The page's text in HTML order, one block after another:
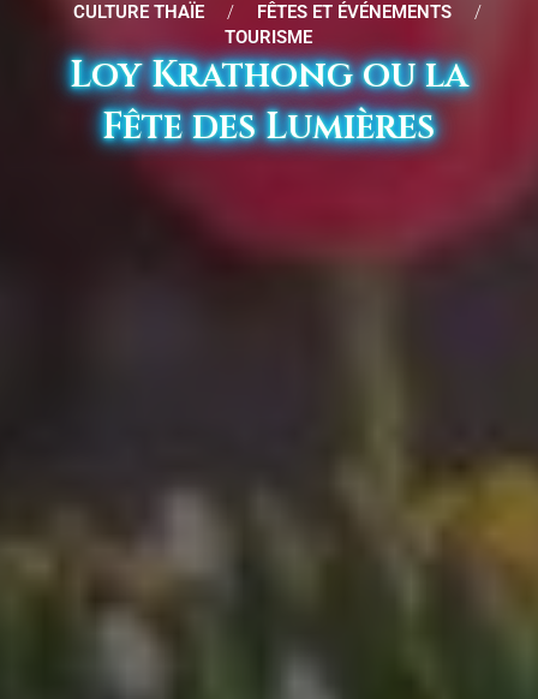
CULTURE THAÏE / FÊTES ET ÉVÉNEMENTS
/
TOURISME
Loy Krathong ou la
Fête des Lumières